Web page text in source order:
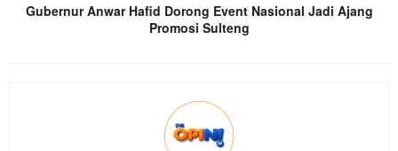
Gubernur Anwar Hafid Dorong Event Nasional Jadi Ajang
Promosi Sulteng